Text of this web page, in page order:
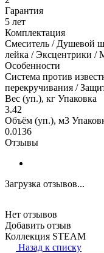
Гарантия
5 лет
Комплектация
Смеситель / Душевой
лейка / Эксцентрики /
Особенности
Система против
перекручивания /
Вес (уп.), кг Упаковка
3.42
Объём (уп.), м3
0.0136
Отзывы
Загрузка отзывов...
Нет отзывов
Добавить отзыв
Коллекция STEAM
Назад к списку